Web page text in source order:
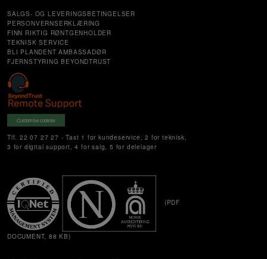
SALGS- OG LEVERINGSBETINGELSER
PERSONVERNSERKLÆRING
FINN RIKTIG RØNTGENHOLDER
TEKNISK SERVICE
BLI PLANDENT AMBASSADØR
FJERNSTYRING BEYONDTRUST
Customise cookies
Tlf. 22 07 27 27 - Tast 1 for kundeservice, 2 for teknisk,
3 for digital support, 4 for salg, 5 for delelager
(PDF
DOCUMENT, 88 KB)